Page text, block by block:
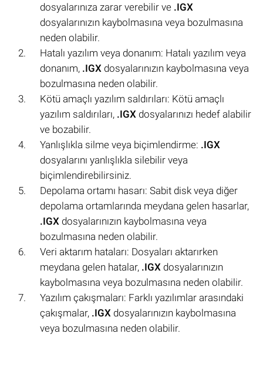
dosyalarınıza zarar verebilir ve .IGX
dosyalarınızın kaybolmasına veya bozulmasına
neden olabilir.
Hatalı yazılım veya donanım: Hatalı yazılım veya
donanım, .IGX dosyalarınızın kaybolmasına veya
bozulmasına neden olabilir.
Kötü amaçlı yazılım saldırıları: Kötü amaçlı
yazılım saldırıları, .IGX dosyalarınızı hedef alabilir
ve bozabilir.
Yanlışlıkla silme veya biçimlendirme: .IGX
dosyalarını yanlışlıkla silebilir veya
biçimlendirebilirsiniz.
Depolama ortamı hasarı: Sabit disk veya diğer
depolama ortamlarında meydana gelen hasarlar,
.IGX dosyalarınızın kaybolmasına veya
bozulmasına neden olabilir.
Veri aktarım hataları: Dosyaları aktarırken
meydana gelen hatalar, .IGX dosyalarınızın
kaybolmasına veya bozulmasına neden olabilir.
Yazılım çakışmaları: Farklı yazılımlar arasındaki
çakışmalar, .IGX dosyalarınızın kaybolmasına
veya bozulmasına neden olabilir.